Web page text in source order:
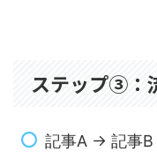
ステップ③：
記事A → 記事